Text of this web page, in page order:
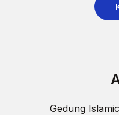
Gedung